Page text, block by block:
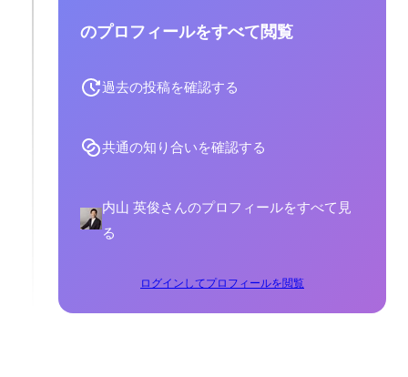
のプロフィールをすべて閲覧
過去の投稿を確認する
共通の知り合いを確認する
内山 英俊さんのプロフィールをすべて見
る
ログインしてプロフィールを閲覧